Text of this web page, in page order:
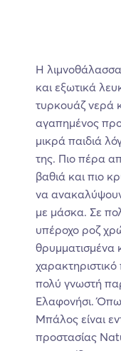
Η
και εξωτικά
τυρκουάζ νερά
αγαπημένος
μικρά παιδιά
της. Πιο πέρα
βαθιά και πιο
να
με μάσκα. Σε
υπέροχο ροζ
θρυμματισμένα
πολύ γνωστή
Ελαφονήσι.
Μπάλος είναι
προστασίας